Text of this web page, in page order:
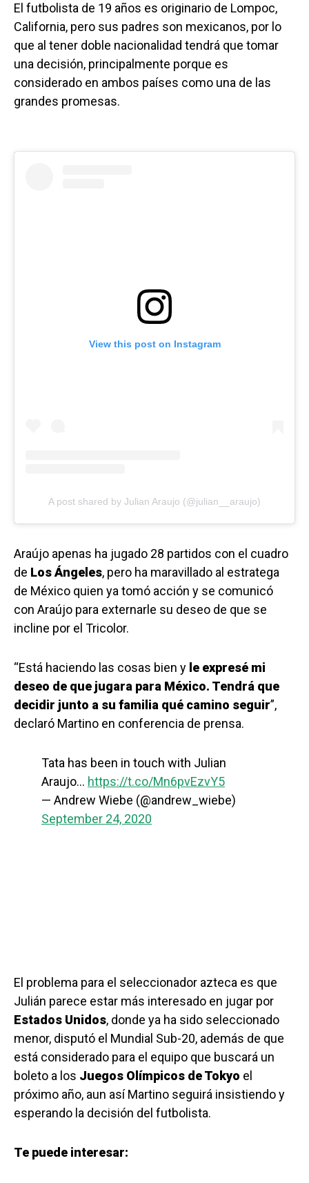
El futbolista de 19 años es originario de Lompoc,
California, pero sus padres son mexicanos, por lo
que al tener doble nacionalidad tendrá que tomar
una decisión, principalmente porque es
considerado en ambos países como una de las
grandes promesas.
View this post on Instagram
A post shared by Julian Araujo (@julian__araujo)
Araújo apenas ha jugado 28 partidos con el cuadro
de Los Ángeles, pero ha maravillado al estratega
de México quien ya tomó acción y se comunicó
con Araújo para externarle su deseo de que se
incline por el Tricolor.
“Está haciendo las cosas bien y le expresé mi
deseo de que jugara para México. Tendrá que
decidir junto a su familia qué camino seguir”,
declaró Martino en conferencia de prensa.
Tata has been in touch with Julian
Araujo… https://t.co/Mn6pvEzvY5
— Andrew Wiebe (@andrew_wiebe)
September 24, 2020
El problema para el seleccionador azteca es que
Julián parece estar más interesado en jugar por
Estados Unidos, donde ya ha sido seleccionado
menor, disputó el Mundial Sub-20, además de que
está considerado para el equipo que buscará un
boleto a los Juegos Olímpicos de Tokyo el
próximo año, aun así Martino seguirá insistiendo y
esperando la decisión del futbolista.
Te puede interesar: